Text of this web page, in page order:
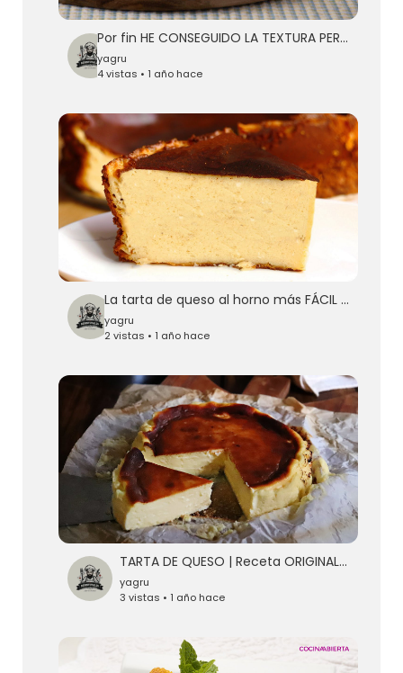
Por fin HE CONSEGUIDO LA TEXTURA PERFECTA en la Tarta de queso LA VIÑA
yagru
4 vistas • 1 año hace
La tarta de queso al horno más FÁCIL de hacer del MUNDO
yagru
2 vistas • 1 año hace
TARTA DE QUESO | Receta ORIGINAL de
yagru
3 vistas • 1 año hace